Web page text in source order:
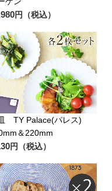
円（税込）
TY Palace(パレス)
＆220mm
円（税込）